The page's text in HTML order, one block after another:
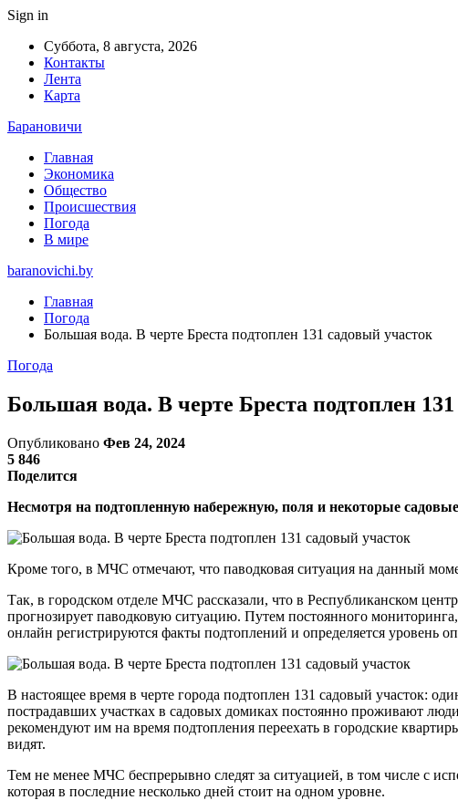
Sign in
Суббота, 8 августа, 2026
Контакты
Лента
Карта
Барановичи
Главная
Экономика
Общество
Происшествия
Погода
В мире
baranovichi.by
Главная
Погода
Большая вода. В черте Бреста подтоплен 131 садовый участок
Погода
Большая вода. В черте Бреста подтоплен
Опубликовано Фев 24, 2024
5 846
Поделится
Несмотря на подтопленную набережную, поля и некоторые
Кроме того, в МЧС отмечают, что паводковая ситуация на данный
Так, в городском отделе МЧС рассказали, что в Республиканском
прогнозирует паводковую ситуацию. Путем постоянного
онлайн регистрируются факты подтоплений и определяется уровень
В настоящее время в черте города подтоплен 131 садовый участок:
пострадавших участках в садовых домиках постоянно проживают
рекомендуют им на время подтопления переехать в городские
видят.
Тем не менее МЧС беспрерывно следят за ситуацией, в том числе с
которая в последние несколько дней стоит на одном уровне.